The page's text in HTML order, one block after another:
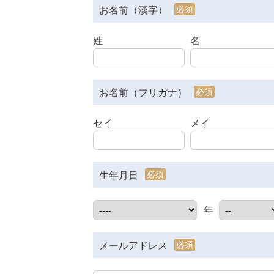
お名前（漢字） 必須
姓 名
お名前（フリガナ） 必須
セイ メイ
生年月日 必須
年
メールアドレス 必須